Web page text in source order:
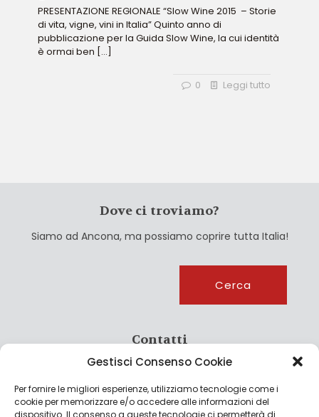
Gestisci Consenso Cookie
Per fornire le migliori esperienze, utilizziamo tecnologie come i
cookie per memorizzare e/o accedere alle informazioni del
dispositivo. Il consenso a queste tecnologie ci permetterà di
PRESENTAZIONE REGIONALE “Slow Wine 2015 – Storie
di vita, vigne, vini in Italia” Quinto anno di
pubblicazione per la Guida Slow Wine, la cui identità
è ormai ben […]
0 Leggi tutto
Dove ci troviamo?
Siamo ad Ancona, ma possiamo coprire tutta Italia!
Cerca
Contatti
info@culturagroalimentare.com